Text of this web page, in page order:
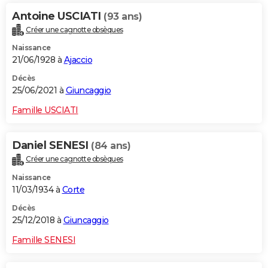
Antoine USCIATI (93 ans)
Créer une cagnotte obsèques
Naissance
21/06/1928 à Ajaccio
Décès
25/06/2021 à Giuncaggio
Famille USCIATI
Daniel SENESI (84 ans)
Créer une cagnotte obsèques
Naissance
11/03/1934 à Corte
Décès
25/12/2018 à Giuncaggio
Famille SENESI